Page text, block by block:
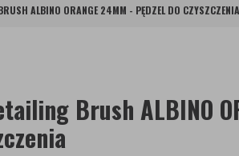
ALBINO ORANGE 24MM - PĘDZEL DO CZYSZCZENIA
Brush ALBINO